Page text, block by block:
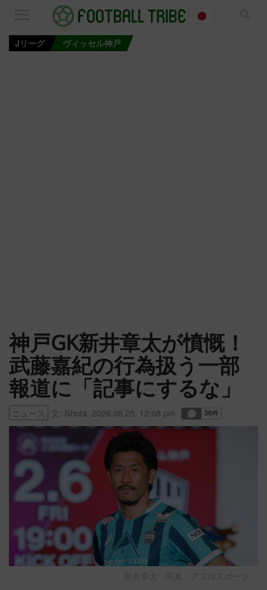
Jリーグ ヴィッセル神戸
神戸GK新井章太が憤慨！
武藤嘉紀の行為扱う一部
報道に「記事にするな」
ニュース 文: Shota 2026.05.25. 12:08 pm
新井章太 写真：アフロスポーツ